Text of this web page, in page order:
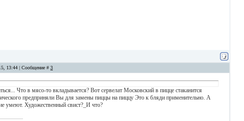
13:44 | Сообщение # 3
Что в мясо-то вкладывается? Вот сервелат Московский в пицце стаканится
предприняли Вы для замены пиццы на пиццу Это к бляди применительно. А
умеют. Художественный свист?_И что?